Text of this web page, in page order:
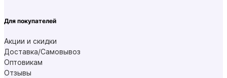
Для покупателей
Акции и скидки
Доставка/Самовывоз
Оптовикам
Отзывы